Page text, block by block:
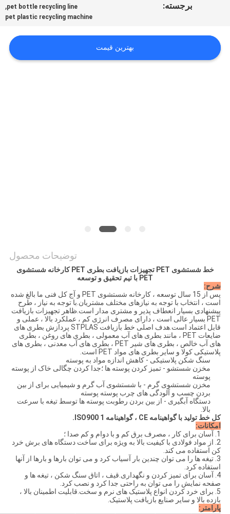
بگیرید
درخواست
برجسته:
pet bottle recycling line
,
pet plastic recycling machine
بهترین قیمت
توضیحات محصول
خط شستشوی PET تجهیزات بازیافت بطری PET کارخانه شستشوی
PET با تیم تحقیق و توسعه
شرح:
پس از 15 سال توسعه ، کارخانه شستشوی PET و آج کل فنی ما بالغ شده
است ، انتخاب با توجه به نیازهای مختلف مشتریان.با توجه به نیاز ، طرح
پیشنهادی بسیار انعطاف پذیر و مشتری مدار است.ظاهر تجهیزات بازیافت
PET بسیار عالی است ، دارای مصرف انرژی کم ، عملکرد بالا ، عملی و
قابل اعتماد است.هدف اصلی خط بازیافت STPLAS پردازش بطری های
ضایعات PET ، مانند بطری های آب معمولی ، بطری های روغن ، بطری
های آب خالص ، بطری های شیر PET ، بطری های آب معدنی ، بطری های
پلاستیکی کولا و سایر بطری های مواد PET است.
سنگ شکن پلاستیکی - کاهش اندازه مواد به پوسته
مخزن شستشو - تمیز کردن پوسته ها ؛جدا کردن چگالی خاک از پوسته
پوسته
مخزن شستشوی گرم - با شستشوی آب گرم و شیمیایی برای از بین
بردن چسب و آلودگی های چرب پوسته پوسته
دستگاه آبگیری - از بین بردن رطوبت پوسته ها توسط تیغه با سرعت
بالا.
کل خط تولید با گواهینامه CE ، گواهینامه ISO900 1.
امکانات:
1. آسان برای کار ، مصرف برق کم و با دوام و کم صدا ؛
2. از مواد فولادی با کیفیت بالا به ویژه برای ساخت دستگاه های برش خرد
کن استفاده می کند.
3. تیغه ها را می توان چندین بار آسیاب کرد و می توان بارها و بارها از آنها
استفاده کرد.
4. آسان برای تمیز کردن و نگهداری.قیف ، اتاق سنگ شکن ، تیغه ها و
صفحه نمایش را می توان به راحتی جدا کرد و نصب کرد.
5. برای خرد کردن انواع پلاستیک های نرم و سخت.قابلیت اطمینان بالا ،
بازده بالا و سایر صنایع بازیافت پلاستیک.
پارامتر: